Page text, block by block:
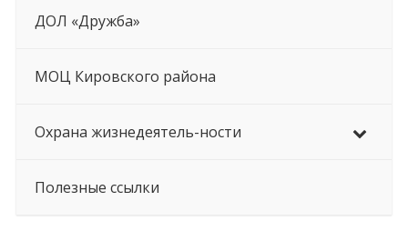
ДОЛ «Дружба»
МОЦ Кировского района
Охрана жизнедеятель-ности
Полезные ссылки